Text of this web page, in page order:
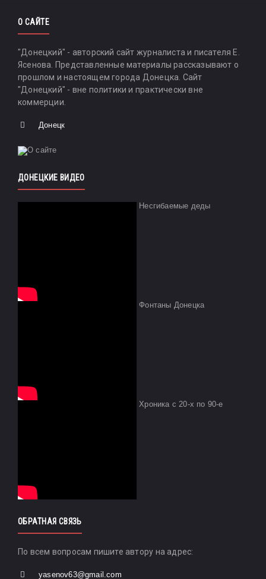
О САЙТЕ
"Донецкий" - авторский сайт журналиста и писателя Е.
Ясенова. Представленные материалы рассказывают о
прошлом и настоящем города Донецка. Сайт
"Донецкий" - вне политики и практически вне
коммерции.
Донецк
ДОНЕЦКИЕ ВИДЕО
Несгибаемые деды
Фонтаны Донецка
Хроника с 20-х по 90-е
ОБРАТНАЯ СВЯЗЬ
По всем вопросам пишите автору на адрес:
yasenov63@gmail.com